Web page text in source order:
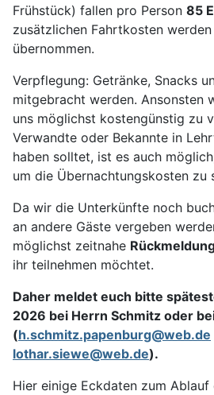
Frühstück) fallen pro Person 85
zusätzlichen Fahrtkosten
übernommen.
Verpflegung: Getränke, Snacks
mitgebracht werden. Ansonsten
uns möglichst kostengünstig zu
Verwandte oder Bekannte in
haben solltet, ist es auch
um die Übernachtungskosten zu
Da wir die Unterkünfte noch
an andere Gäste vergeben
möglichst zeitnahe
ihr teilnehmen möchtet.
Daher meldet euch bitte
2026 bei Herrn Schmitz oder
(h.schmitz.papenburg@web.de
lothar.siewe@web.de).
Hier einige Eckdaten zum Ablauf